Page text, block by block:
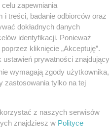
się
zapewniania
treści, badanie odbiorców oraz
dokładnych danych
identyfikacji. Ponieważ
kliknięcie „Akceptuję”.
prywatności znajdujący
wymagają zgody użytkownika,
zastosowania tylko na tej
z naszych serwisów
znajdziesz w Polityce